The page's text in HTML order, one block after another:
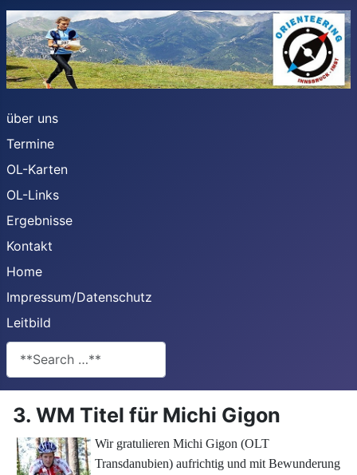
über uns
Termine
OL-Karten
OL-Links
Ergebnisse
Kontakt
Home
Impressum/Datenschutz
Leitbild
**Search**
3. WM Titel für Michi Gigon
Wir gratulieren Michi Gigon (OLT
Transdanubien) aufrichtig und mit Bewunderung